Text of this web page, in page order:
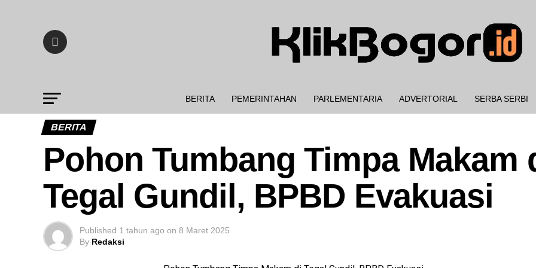
BERITA PEMERINTAHAN PARLEMENTARIA ADVERTORIAL SERBA SERBI
BERITA
Pohon Tumbang Timpa Makam
Tegal Gundil, BPBD Evakuasi
Published 1 tahun ago on 8 Maret 2025
By Redaksi